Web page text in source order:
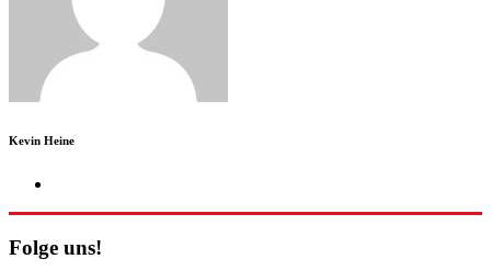
Kevin Heine
Folge uns!